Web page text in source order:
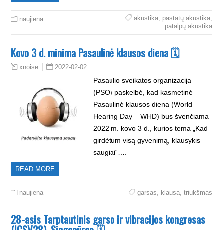
naujiena akustika, pastatų akustika,
patalpų akustika
Kovo 3 d. minima Pasaulinė klausos diena 🗓
xnoise 2022-02-02
Pasaulio sveikatos organizacija
(PSO) paskelbė, kad kasmetinė
Pasaulinė klausos diena (World
Hearing Day – WHD) bus švenčiama
2022 m. kovo 3 d., kurios tema „Kad
girdėtum visą gyvenimą, klausykis
saugiai“….
READ MORE
naujiena garsas, klausa, triukšmas
28-asis Tarptautinis garso ir vibracijos kongresas